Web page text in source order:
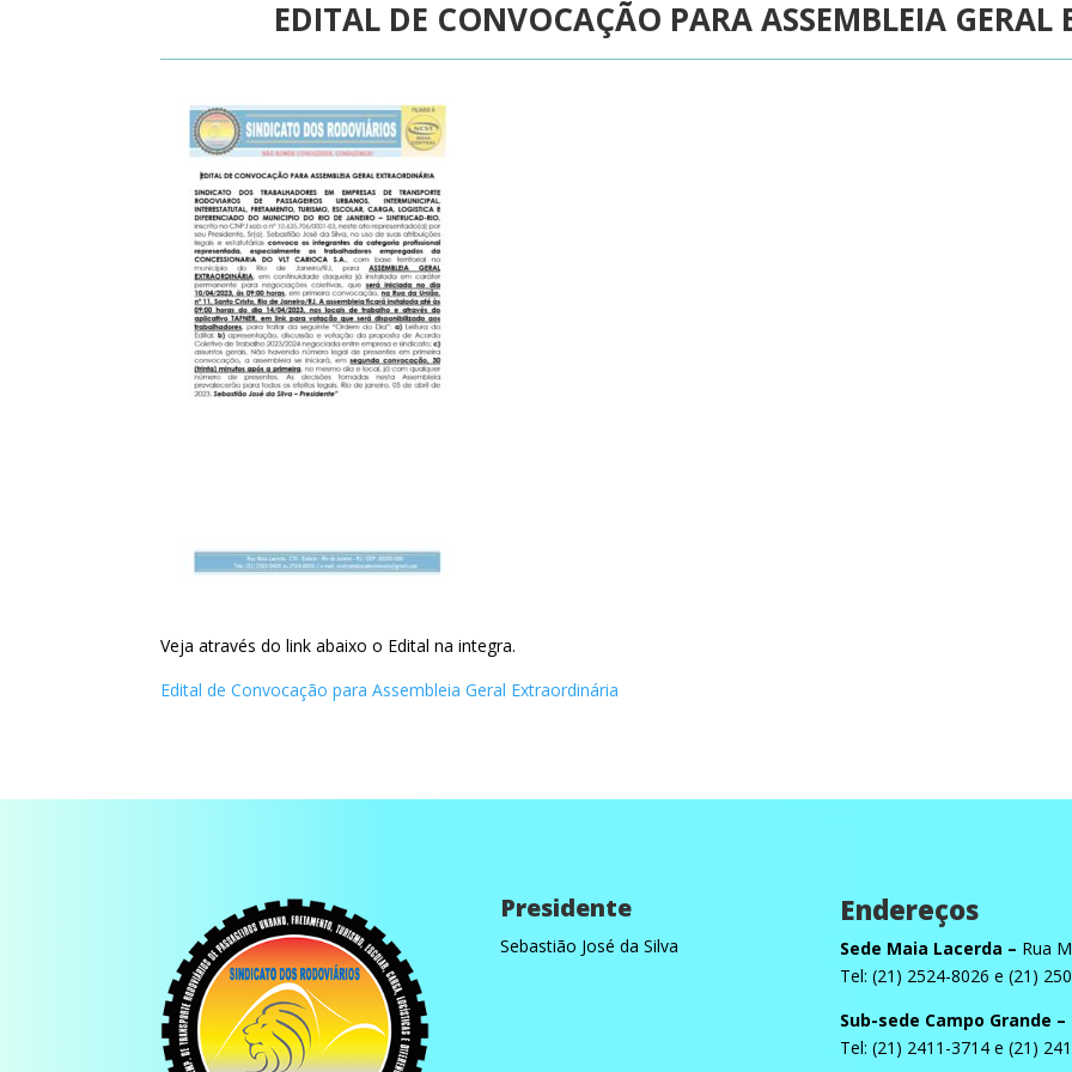
EDITAL DE CONVOCAÇÃO PARA ASSEMBLEIA
Veja através do link abaixo o Edital na integra.
Edital de Convocação para Assembleia Geral Extraordinária
Presidente
Sebastião José da Silva
Endereços
Sede Maia Lacerda – Rua
Tel: (21) 2524-8026 e (21)
Sub-sede Campo Grande –
Tel: (21) 2411-3714 e (21)